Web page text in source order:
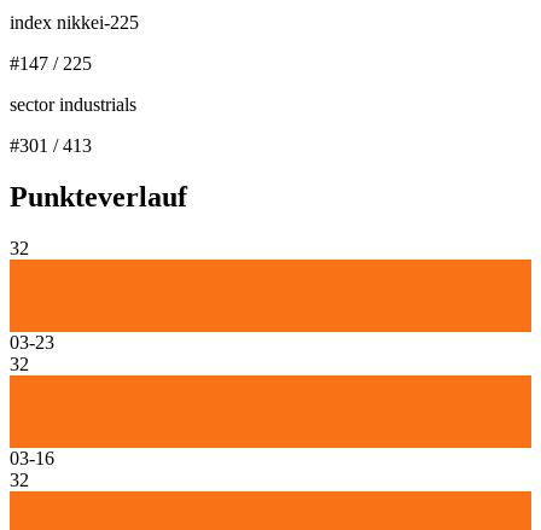
index nikkei-225
#147 / 225
sector industrials
#301 /413
Punkteverlauf
32
03-23
32
03-16
32